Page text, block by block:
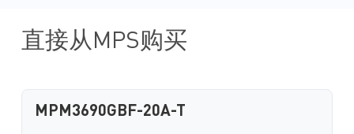
直接从MPS购买
MPM3690GBF-20A-T